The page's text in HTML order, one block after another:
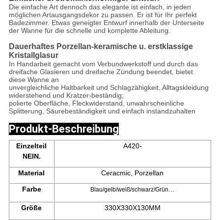
Die einfache Art dennoch das elegante ist einfach, in jeden
möglichen Artausgangsdekor zu passen. Er ist für Ihr perfekt
Badezimmer. Etwas geneigter Entwurf innerhalb der Unterseite
der Wanne für die schnelle und komplette Ableitung.
Dauerhaftes Porzellan-keramische u. erstklassige
Kristallglasur
In Handarbeit gemacht vom Verbundwerkstoff und durch das
dreifache Glasieren und dreifache Zündung beendet, bietet
diese Wanne an
unvergleichliche Haltbarkeit und Schlagzähigkeit, Alltagskleidung
widerstehend und Kratzer-beständig;
polierte Oberfläche, Fleckwiderstand, unwahrscheinliche
Splitterung, Säurebeständigkeit und einfach instandzuhalten
Produkt-Beschreibung
Einzelteil
NEIN.
A420-
Material Ceracmic, Porzellan
Farbe Blau/gelb/weiß/schwarz/Grün…
Größe 330X330X130MM